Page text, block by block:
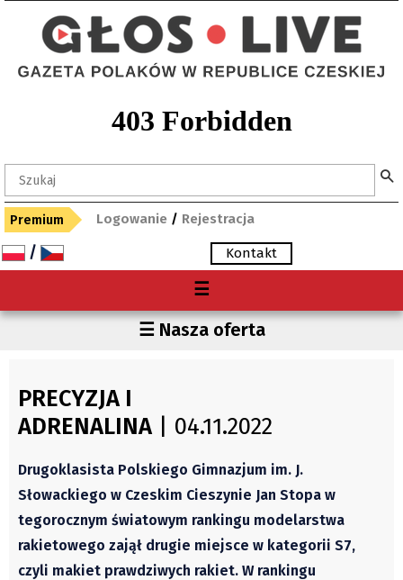
Premium Logowanie / Rejestracja
/ Kontakt
☰
O nas
Archiwum
Autorzy
Fundusz Rozwoju Zaolzia
Kontakt
Sekretariat
Redaktorzy
☰ Nasza oferta
Studia
PRECYZJA I
ADRENALINA | 04.11.2022
Drugoklasista Polskiego Gimnazjum im. J.
Słowackiego w Czeskim Cieszynie Jan Stopa w
tegorocznym światowym rankingu modelarstwa
rakietowego zajął drugie miejsce w kategorii S7,
czyli makiet prawdziwych rakiet. W rankingu